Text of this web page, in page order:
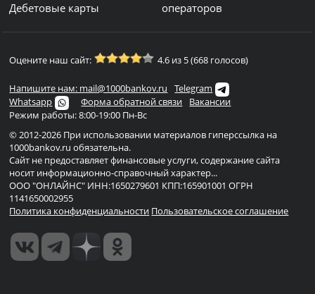
Дебетовые карты
операторов
Оцените наш сайт: 4.6 из 5 (668 голосов)
Напишите нам: mail@1000bankov.ru
Telegram
Whatsapp
Форма обратной связи
Вакансии
Режим работы: 8:00-19:00 Пн-Вс
© 2012-2026 При использовании материалов гиперссылка на
1000bankov.ru обязательна.
Сайт не предоставляет финансовые услуги, содержание сайта
носит информационно-справочный характер...
ООО "ОНЛАЙНС" ИНН:1650279601 КПП:165901001 ОГРН
1141650002955
Политика конфиденциальности Пользовательское соглашение